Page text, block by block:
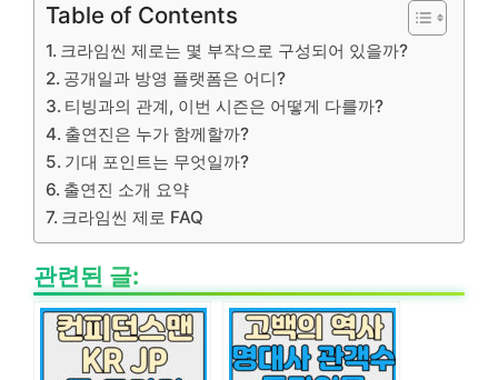
Table of Contents
크라임씬 제로는 몇 부작으로 구성되어 있을까?
공개일과 방영 플랫폼은 어디?
티빙과의 관계, 이번 시즌은 어떻게 다를까?
출연진은 누가 함께할까?
기대 포인트는 무엇일까?
출연진 소개 요약
크라임씬 제로 FAQ
관련된 글: